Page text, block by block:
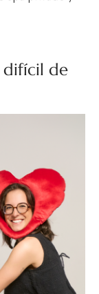
difícil de